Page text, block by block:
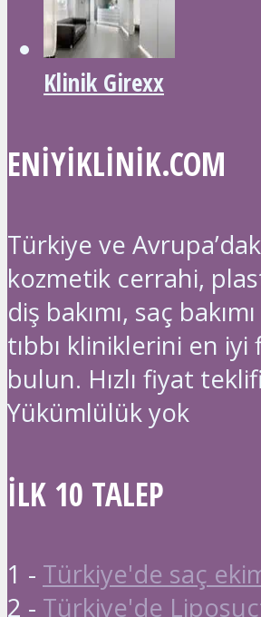
Klinik Girexx
ENIYIKLINIK.COM
Türkiye ve
kozmetik cerrahi,
diş bakımı, saç
tıbbı kliniklerini en iyi
bulun. Hızlı fiyat
Yükümlülük yok
İLK 10 TALEP
1 - Türkiye'de saç
2 - Türkiye'de